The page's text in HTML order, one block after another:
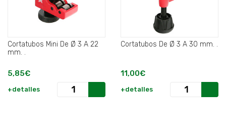
Cortatubos Mini De Ø 3 A 22
mm. .
5,85€
+detalles
Cortatubos De Ø 3 A 30 mm. .
11,00€
+detalles